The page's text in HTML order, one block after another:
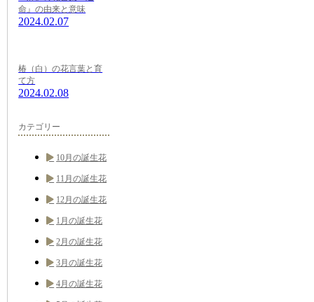
命』の由来と意味
2024.02.07
椿（白）の花言葉と育
て方
2024.02.08
カテゴリー
10月の誕生花
11月の誕生花
12月の誕生花
1月の誕生花
2月の誕生花
3月の誕生花
4月の誕生花